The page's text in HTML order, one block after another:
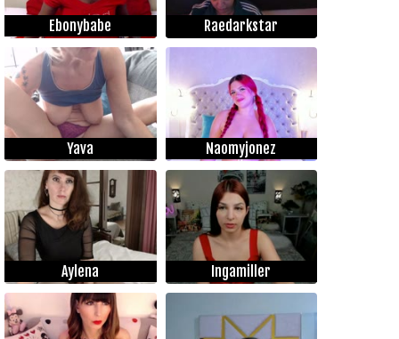
Ebonybabe Raedarkstar
Yava Naomyjonez
Aylena Ingamiller